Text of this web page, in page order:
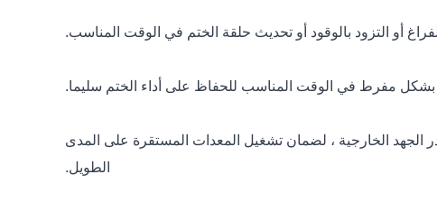
الجهد الخارجية ، لضمان تشغيل المعدات المستقرة على المدى
الطويل.